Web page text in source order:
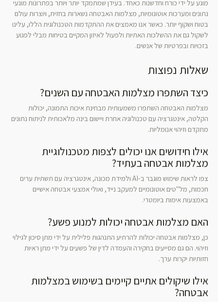
מונע על ידי כורח וחדשנות כאחד. בעידן שמתמקד יותר ויותר בפתרונות מונעי
נתונים ומערכות אוטונומיות, מצלמות האבטחה נשארות בחזית, ויוצרות עולם
בטוח ושקוף יותר. כאשר אנו מאמצים את ההתקדמות הטכנולוגית הללו, עלינו
לשקול גם את ההשלכות האתיות ולפעול לאיזון המקיים בטיחות מבלי לפגוע
בזכויות ובפרטיות של אנשים.
שאלות נפוצות
כיצד השתפרו מצלמות האבטחה עם השנים?
מצלמות האבטחה השתפרו משמעותית מבחינת איכות התמונה, יכולות
הקלטה, אינטגרציה עם טכנולוגיה אחרת ויישום בינה מלאכותית לניתוח נתונים
מתקדם וזיהוי אנומליות.
אילו חידושים אנו יכולים לצפות מטכנולוגיית
מצלמות אבטחה בעתיד?
צפו לראות שימוש מוגבר ב-AI ולמידת מכונה, אינטגרציה עם תשתית ערים
חכמות, מל"טים אוטונומיים למעקב נייד, ואולי אמצעי אבטחה אישיים
באמצעות אימות ביומטרי.
האם מצלמות אבטחה יכולות למנוע פשע?
כן, מצלמות אבטחה יכולות להרתיע התנהגות פלילית על ידי מתן סיכון לגילוי
וזיהוי. הם גם מסייעים בחקירה והעמדה לדין של פשעים על ידי מתן ראיות
חזותיות יקרות ערך.
אילו שיקולים אתיים קיימים בשימוש במצלמות
אבטחה?